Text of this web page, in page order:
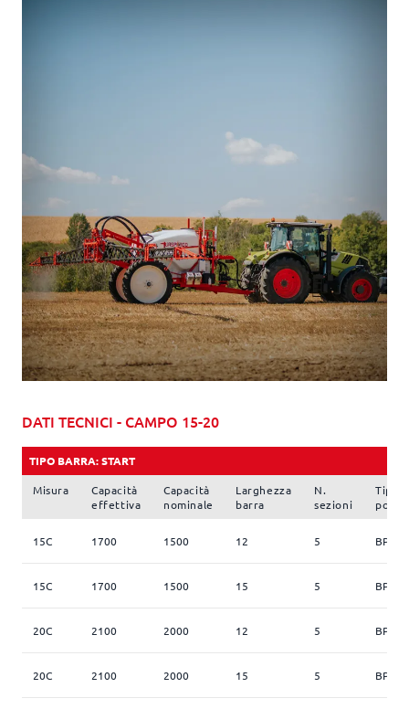
DATI TECNICI - CAMPO 15-20
TIPO BARRA: START
Misura
Capacità
effettiva
Capacità
nominale
Larghezza
barra
N.
sezioni
Tipo
15C 1700 1500 12 5 BP
15C 1700 1500 15 5 BP
20C 2100 2000 12 5 BP
20C 2100 2000 15 5 BP